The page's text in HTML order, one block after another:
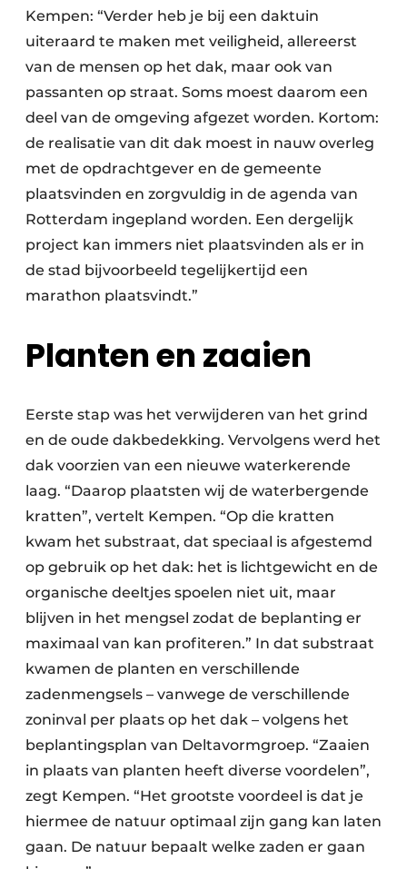
Kempen: “Verder heb je bij een daktuin
uiteraard te maken met veiligheid, allereerst
van de mensen op het dak, maar ook van
passanten op straat. Soms moest daarom een
deel van de omgeving afgezet worden. Kortom:
de realisatie van dit dak moest in nauw overleg
met de opdrachtgever en de gemeente
plaatsvinden en zorgvuldig in de agenda van
Rotterdam ingepland worden. Een dergelijk
project kan immers niet plaatsvinden als er in
de stad bijvoorbeeld tegelijkertijd een
marathon plaatsvindt.”
Planten en zaaien
Eerste stap was het verwijderen van het grind
en de oude dakbedekking. Vervolgens werd het
dak voorzien van een nieuwe waterkerende
laag. “Daarop plaatsten wij de waterbergende
kratten”, vertelt Kempen. “Op die kratten
kwam het substraat, dat speciaal is afgestemd
op gebruik op het dak: het is lichtgewicht en de
organische deeltjes spoelen niet uit, maar
blijven in het mengsel zodat de beplanting er
maximaal van kan profiteren.” In dat substraat
kwamen de planten en verschillende
zadenmengsels – vanwege de verschillende
zoninval per plaats op het dak – volgens het
beplantingsplan van Deltavormgroep. “Zaaien
in plaats van planten heeft diverse voordelen”,
zegt Kempen. “Het grootste voordeel is dat je
hiermee de natuur optimaal zijn gang kan laten
gaan. De natuur bepaalt welke zaden er gaan